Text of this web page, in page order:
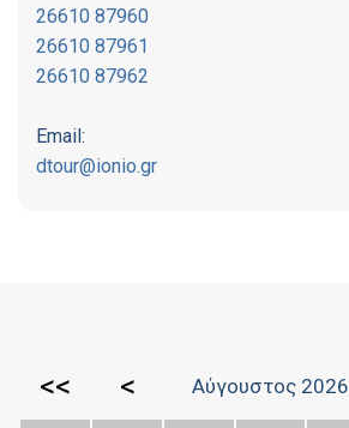
26610 87960
26610 87961
26610 87962
Email:
dtour@ionio.gr
<< < Αύγουστος 2026